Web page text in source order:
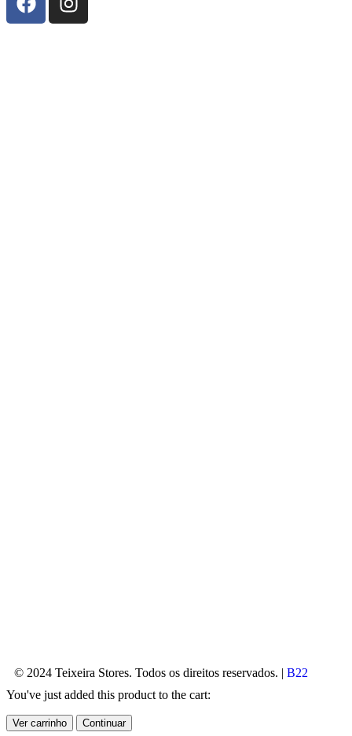
© 2024 Teixeira Stores. Todos os direitos reservados. | B22
You've just added this product to the cart:
Ver carrinho Continuar